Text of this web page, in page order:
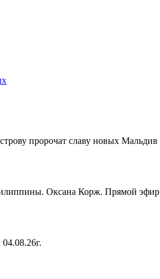
пророчат славу новых Мальдив
Оксана Корж. Прямой эфир